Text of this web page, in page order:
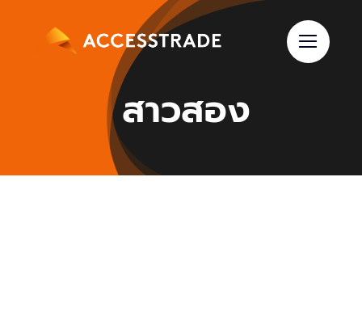
สาวสอง